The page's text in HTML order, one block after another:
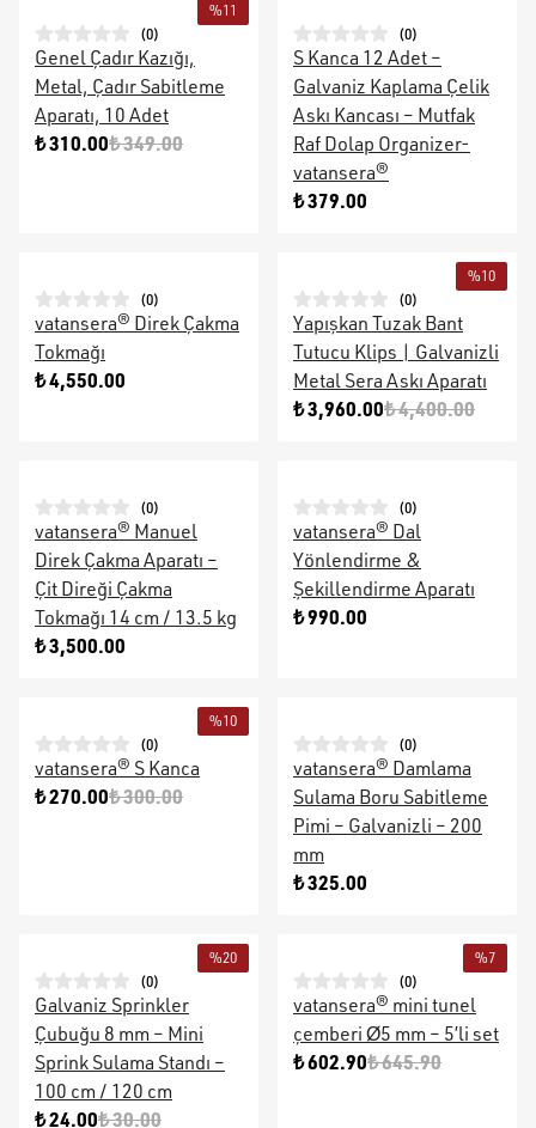
%11
(0)
Genel Çadır Kazığı,
Metal, Çadır Sabitleme
Aparatı, 10 Adet
₺ 310.00₺ 349.00
(0)
S Kanca 12 Adet –
Galvaniz Kaplama Çelik
Askı Kancası – Mutfak
Raf Dolap Organizer-
vatansera®
₺ 379.00
(0)
vatansera® Direk Çakma
Tokmağı
₺ 4,550.00
%10
(0)
Yapışkan Tuzak Bant
Tutucu Klips | Galvanizli
Metal Sera Askı Aparatı
₺ 3,960.00₺ 4,400.00
(0)
vatansera® Manuel
Direk Çakma Aparatı –
Çit Direği Çakma
Tokmağı 14 cm / 13.5 kg
₺ 3,500.00
(0)
vatansera® Dal
Yönlendirme &
Şekillendirme Aparatı
₺ 990.00
%10
(0)
vatansera® S Kanca
₺ 270.00₺ 300.00
(0)
vatansera® Damlama
Sulama Boru Sabitleme
Pimi – Galvanizli – 200
mm
₺ 325.00
%20
(0)
Galvaniz Sprinkler
Çubuğu 8 mm – Mini
Sprink Sulama Standı –
100 cm / 120 cm
₺ 24.00₺ 30.00
%7
(0)
vatansera® mini tunel
çemberi Ø5 mm – 5’li set
₺ 602.90₺ 645.90